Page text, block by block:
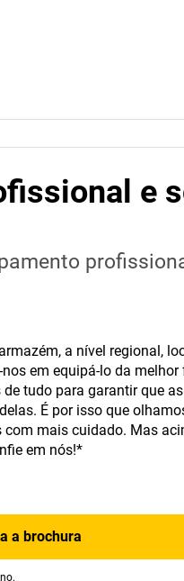
e
a nível regional,
em equipá-lo da
tudo para garantir que
É por isso que
mais cuidado. Mas
em nós!*
a brochura